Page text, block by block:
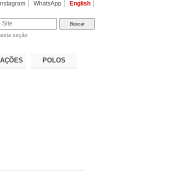
Instagram WhatsApp English
seção
POLOS